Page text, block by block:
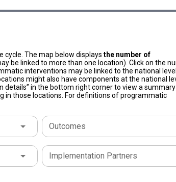
The map below displays the number of
be linked to more than one location). Click on the
interventions may be linked to the national
might also have components at the national
details” in the bottom right corner to view a
in those locations. For definitions of programmatic
Outcomes
Implementation Partners